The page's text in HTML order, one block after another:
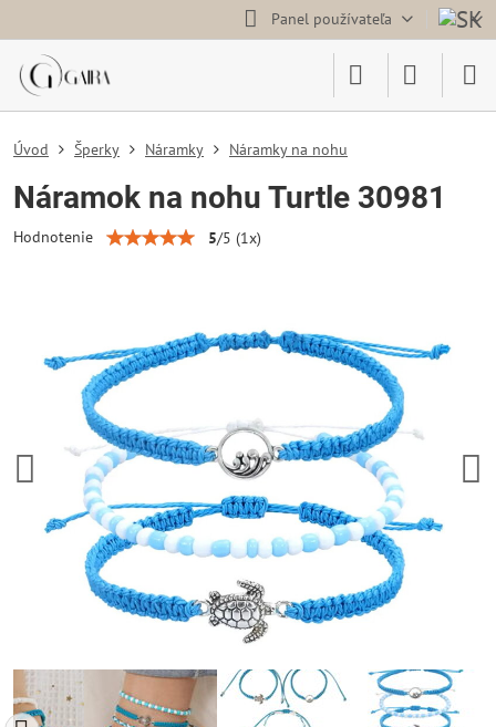
Panel používateľa
Úvod Šperky Náramky Náramky na nohu
Náramok na nohu Turtle 30981
Hodnotenie 5/5 (1x)